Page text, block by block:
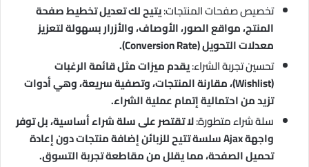
تخصيص صفحات المنتجات:يتيح لك تعديل تخطيط صفحة
المنتج، مواقع الصور، الأوصاف، والأزرار بسهولة لتعزيز
معدلات التحويل (Conversion Rate).
تحسين تجربة الشراء:يقدم ميزات مثل قائمة الرغبات
(Wishlist)، مقارنة المنتجات، وتصفية سريعة، وهي أدوات
تزيد من احتمالية إتمام عملية الشراء.
سلة شراء متطورة:لا تقتصر على سلة شراء أساسية، بل توفر
واجهة Ajax سلسة تتيح للزبائن إضافة منتجات دون إعادة
تحميل الصفحة، مما يقلل من مقاطعة تجربة التسوق.